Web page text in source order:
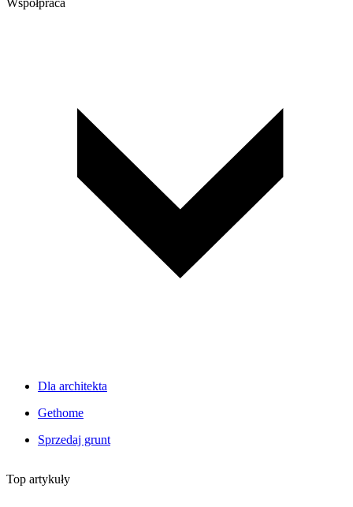
Współpraca
Dla architekta
Gethome
Sprzedaj grunt
Top artykuły